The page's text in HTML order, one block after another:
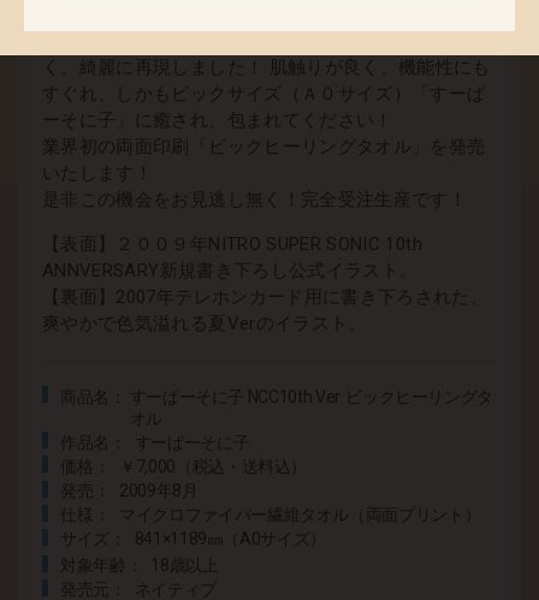
く、綺麗に再現しました！ 肌触りが良く、機能性にも
すぐれ、しかもビックサイズ（Ａ０サイズ）「すーぱ
ーそに子」に癒され、包まれてください！
業界初の両面印刷「ビックヒーリングタオル」を発売
いたします！
是非この機会をお見逃し無く！完全受注生産です！
【表面】２００９年NITRO SUPER SONIC 10th
ANNVERSARY新規書き下ろし公式イラスト。
【裏面】2007年テレホンカード用に書き下ろされた、
爽やかで色気溢れる夏Verのイラスト。
商品名
すーぱーそに子 NCC10th Ver. ビックヒーリングタ
作品名
すーぱーそに子
価格
￥7,000（税込・送料込）
発売
2009年8月
仕様
マイクロファイバー繊維タオル（両面プリント）
サイズ
841×1189㎜（A0サイズ）
対象年齢
18歳以上
発売元
ネイティブ